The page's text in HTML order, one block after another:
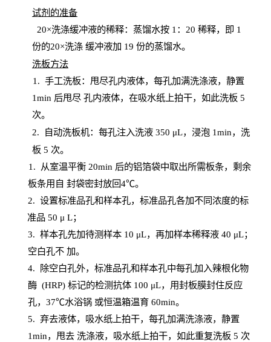
试剂的准备
20×洗涤缓冲液的稀释：蒸馏水按 1：20 稀释，即 1
份的20×洗涤 缓冲液加 19 份的蒸馏水。
洗板方法
1. 手工洗板：甩尽孔内液体，每孔加满洗涤液，静置
1min 后甩尽 孔内液体，在吸水纸上拍干，如此洗板 5
次。
2.
自动洗板机：每孔注入洗液 350 μL，浸泡 1min，洗
板 5 次。
1 . 从室温平衡 20min 后的铝箔袋中取出所需板条，剩余
板条用自 封袋密封放回4℃。
2. 设置标准品孔和样本孔，标准品孔各加不同浓度的标
准品 50 μ L；
3. 样本孔先加待测样本 10 μL，再加样本稀释液 40 μL；
空白孔不 加。
4.
除空白孔外，标准品孔和样本孔中每孔加入辣根化物
酶 (HRP) 标记的检测抗体 100 μL，用封板膜封住反应
孔， 37℃水浴锅 或恒温箱温育60min。
5. 弃去液体，吸水纸上拍干，每孔加满洗涤液，静置
1min，甩去 洗涤液，吸水纸上拍干，如此重复洗板 5 次